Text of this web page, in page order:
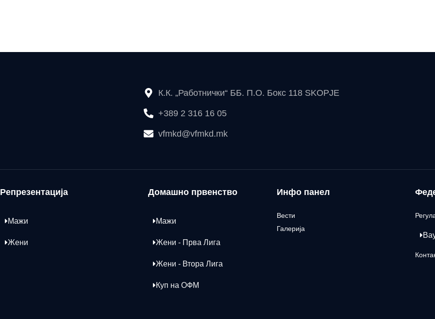
К.К. „Работнички“ ББ. П.О. Бокс 118 SKOPJE
+389 2 316 16 05
vfmkd@vfmkd.mk
Репрезентација
Мажи
Жени
Домашно првенство
Мажи
Жени - Прва Лига
Жени - Втора Лига
Куп на ОФМ
Инфо панел
Вести
Галерија